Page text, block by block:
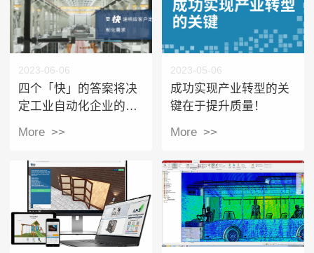
2023-06-06
四个「快」的答案将决
定工业自动化企业的发
More >>
2023-05-06
成功实现产业转型的关
键在于提升质量！
More >>